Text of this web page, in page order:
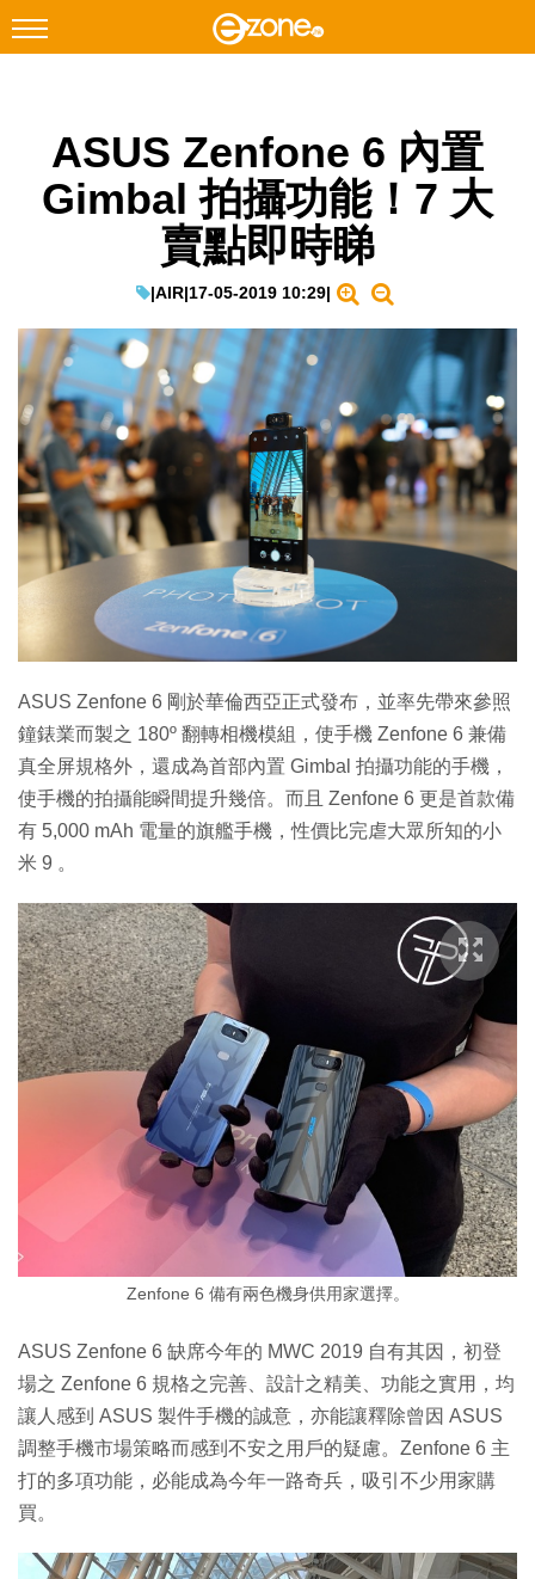
Facebook Instagram
科技焦點
教學評測
EduTech
IT Times
生成式AI與雲端應用
Enterprise Digital Transformation
特集
ASUS Zenfone 6 內置
Gimbal 拍攝功能！7 大
賣點即時睇
|AIR|17-05-2019 10:29|
ASUS Zenfone 6 剛於華倫西亞正式發布，並率先帶來參照
鐘錶業而製之 180º 翻轉相機模組，使手機 Zenfone 6 兼備
真全屏規格外，還成為首部內置 Gimbal 拍攝功能的手機，
使手機的拍攝能瞬間提升幾倍。而且 Zenfone 6 更是首款備
有 5,000 mAh 電量的旗艦手機，性價比完虐大眾所知的小
米 9 。
Zenfone 6 備有兩色機身供用家選擇。
ASUS Zenfone 6 缺席今年的 MWC 2019 自有其因，初登
場之 Zenfone 6 規格之完善、設計之精美、功能之實用，均
讓人感到 ASUS 製件手機的誠意，亦能讓釋除曾因 ASUS
調整手機市場策略而感到不安之用戶的疑慮。Zenfone 6 主
打的多項功能，必能成為今年一路奇兵，吸引不少用家購
買。